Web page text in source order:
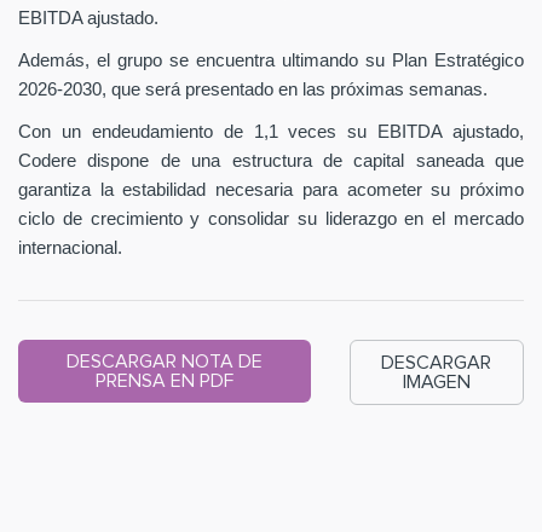
EBITDA ajustado.
Además, el grupo se encuentra ultimando su Plan Estratégico
2026-2030, que será presentado en las próximas semanas.
Con un endeudamiento de 1,1 veces su EBITDA ajustado,
Codere dispone de una estructura de capital saneada que
garantiza la estabilidad necesaria para acometer su próximo
ciclo de crecimiento y consolidar su liderazgo en el mercado
internacional.
DESCARGAR NOTA DE
PRENSA EN PDF
DESCARGAR
IMAGEN